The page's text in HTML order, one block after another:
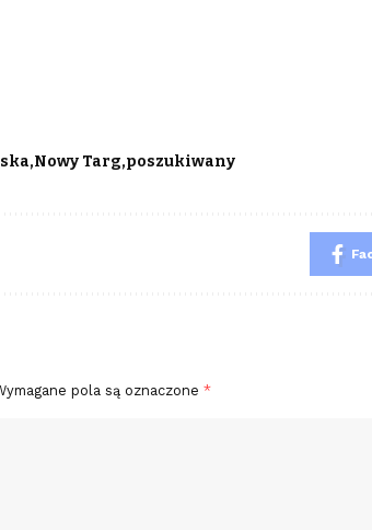
Nowy Targ poszukiwany
pola są oznaczone *